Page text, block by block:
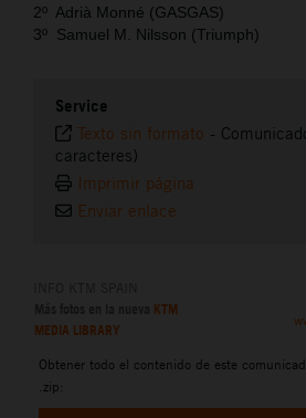
2º Adrià Monné (GASGAS)
3º Samuel M. Nilsson (Triumph)
Service
Texto sin formato -
caracteres)
Imprimir página
Enviar enlace
KTM
MEDIA LIBRARY
Obtener todo el contenido de este
.zip: